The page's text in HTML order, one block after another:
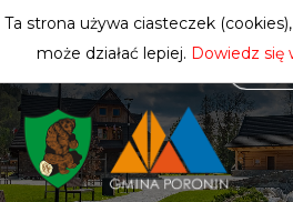
mieszkańca
Ta strona używa ciasteczek
może działać lepiej. Dowiedz się